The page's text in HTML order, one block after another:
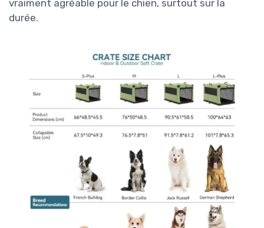
vraiment agréable pour le chien, surtout sur la
durée.